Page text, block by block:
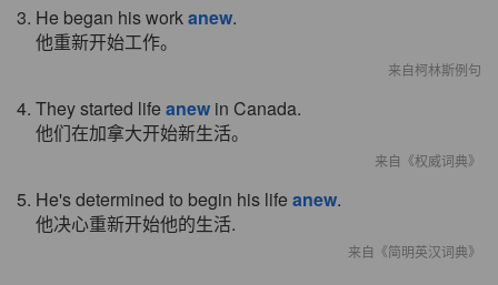
3. He began his workanew.
他重新开始工作。
来自柯林斯例句
4. They started life anew in Canada.
他们在加拿大开始新生活。
来自《权威词典》
5. He's determined to begin his life anew.
他决心重新开始他的生活.
来自《简明英汉词典》